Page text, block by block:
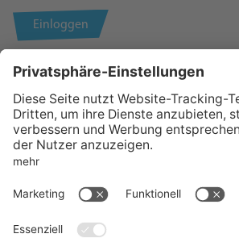
Einloggen
KONTAKT
RECHTLICHES